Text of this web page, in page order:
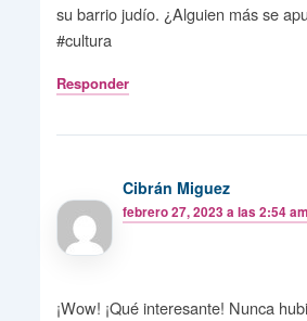
su barrio judío. ¿Alguien más se
#cultura
Responder
Cibrán Miguez
febrero 27, 2023 a las 2:54 am
¡Wow! ¡Qué interesante! Nunca